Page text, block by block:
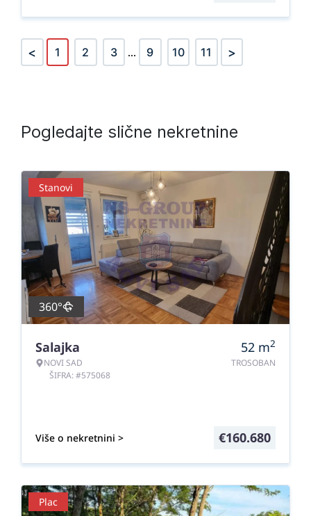
< 1 2 3 ... 9 10 11 >
Pogledajte slične nekretnine
Stanovi
360°
Salajka
NOVI SAD
ŠIFRA: #575068
52 m2
TROSOBAN
Više o nekretnini > €160.680
Plac